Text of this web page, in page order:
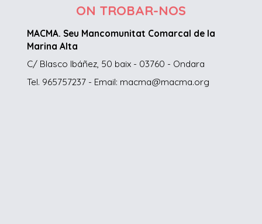
ON TROBAR-NOS
MACMA. Seu Mancomunitat Comarcal de la
Marina Alta
C/ Blasco Ibáñez, 50 baix - 03760 - Ondara
Tel. 965757237 - Email: macma@macma.org